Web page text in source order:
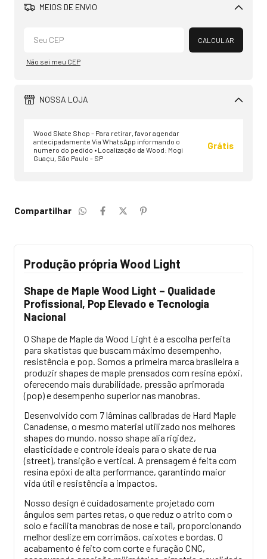
MEIOS DE ENVIO
Alterar CEP
CALCULAR
Não sei meu CEP
NOSSA LOJA
Wood Skate Shop - Para retirar, favor agendar
antecipadamente Via WhatsApp informando o
numero do pedido • Localização da Wood: Mogi
Guaçu, São Paulo - SP
Grátis
Compartilhar
Produção própria Wood Light
Shape de Maple Wood Light – Qualidade
Profissional, Pop Elevado e Tecnologia
Nacional
O Shape de Maple da Wood Light é a escolha perfeita
para skatistas que buscam máximo desempenho,
resistência e pop. Somos a primeira marca brasileira a
produzir shapes de maple prensados com resina epóxi,
oferecendo mais durabilidade, pressão aprimorada
(pop) e desempenho superior nas manobras.
Desenvolvido com 7 lâminas calibradas de Hard Maple
Canadense, o mesmo material utilizado nos melhores
shapes do mundo, nosso shape alia rigidez,
elasticidade e controle ideais para o skate de rua
(street), transição e vertical. A prensagem é feita com
resina epóxi de alta performance, garantindo maior
vida útil e resistência a impactos.
Nosso design é cuidadosamente projetado com
ângulos sem partes retas, o que reduz o atrito com o
solo e facilita manobras de nose e tail, proporcionando
melhor deslize em corrimãos, caixotes e bordas. O
acabamento é feito com corte e furação CNC,